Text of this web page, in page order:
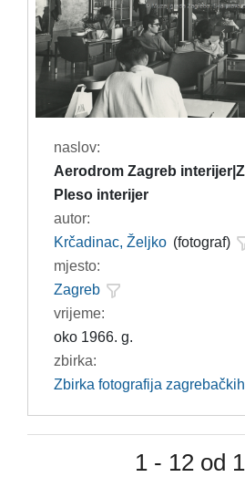
naslov:
Aerodrom Zagreb
Pleso interijer
autor:
Krčadinac, Željko (fotograf)
mjesto:
Zagreb
vrijeme:
oko 1966. g.
zbirka:
Zbirka fotografija
1 - 12 od